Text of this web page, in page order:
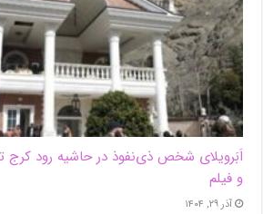
اَبَر‌ویلای شخص ذی‌نفوذ در حاشیه‌ رود
و فیلم
آذر ۲۹, ۱۴۰۴